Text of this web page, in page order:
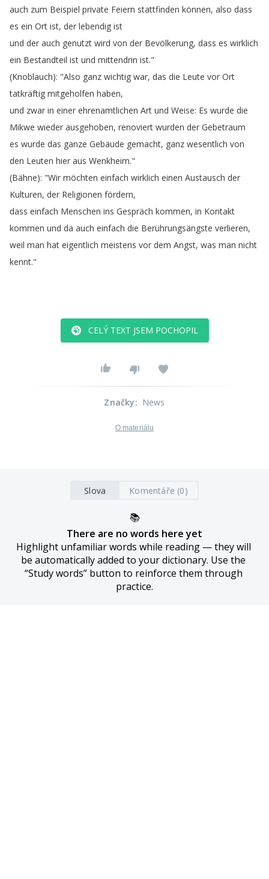
auch zum Beispiel private Feiern stattfinden können, also dass
es ein Ort ist, der lebendig ist
und der auch genutzt wird von der Bevölkerung, dass es wirklich
ein Bestandteil ist und mittendrin ist."
(Knoblauch): "Also ganz wichtig war, das die Leute vor Ort
tatkräftig mitgeholfen haben,
und zwar in einer ehrenamtlichen Art und Weise: Es wurde die
Mikwe wieder ausgehoben, renoviert wurden der Gebetraum
es wurde das ganze Gebäude gemacht, ganz wesentlich von
den Leuten hier aus Wenkheim."
(Bähne): "Wir möchten einfach wirklich einen Austausch der
Kulturen, der Religionen fördern,
dass einfach Menschen ins Gespräch kommen, in Kontakt
kommen und da auch einfach die Berührungsängste verlieren,
weil man hat eigentlich meistens vor dem Angst, was man nicht
kennt."
CELÝ TEXT JSEM POCHOPIL
Značky: News
O materiálu
Slova Komentáře (0)
📚
There are no words here yet
Highlight unfamiliar words while reading — they will
be automatically added to your dictionary. Use the
“Study words” button to reinforce them through
practice.